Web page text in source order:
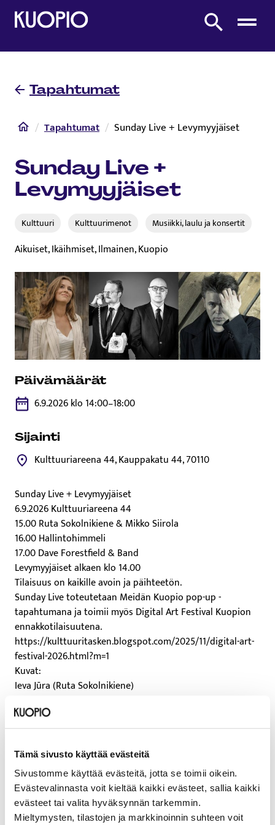
Tämä sivusto käyttää evästeitä
Sivustomme käyttää evästeitä, jotta se toimii oikein.
Evästevalinnasta voit kieltää kaikki evästeet, sallia kaikki
evästeet tai valita hyväksynnän tarkemmin.
Mieltymysten, tilastojen ja markkinoinnin suhteen voit
Etusivulle
Etsi sivustolta
Tapahtumat
Etusivu
Tapahtumat Sunday Live + Levymyyjäiset
Sunday Live +
Levymyyjäiset
Kulttuuri Kulttuurimenot Musiikki, laulu ja konsertit
Aikuiset, Ikäihmiset, Ilmainen, Kuopio
Päivämäärät
6.9.2026 klo 14:00–18:00
Sijainti
Kulttuuriareena 44, Kauppakatu 44, 70110
Sunday Live + Levymyyjäiset
6.9.2026 Kulttuuriareena 44
15.00 Ruta Sokolnikiene & Mikko Siirola
16.00 Hallintohimmeli
17.00 Dave Forestfield & Band
Levymyyjäiset alkaen klo 14.00
Tilaisuus on kaikille avoin ja päihteetön.
Sunday Live toteutetaan Meidän Kuopio pop-up -
tapahtumana ja toimii myös Digital Art Festival Kuopion
ennakkotilaisuutena.
https://kulttuuritasken.blogspot.com/2025/11/digital-art-
festival-2026.html?m=1
Kuvat:
Ieva Jūra (Ruta Sokolnikiene)
Pekka Mäkinen (Dave Forestfield)
——————————————————
Kuopiolaisten musiikin ammattilaisten muodostaman
duon konserttiohjelmassa kohtaavat duon omat
kappaleet, laulelmat, jazz sekä suomalaiset
ja liettualaiset kansanlaulut jotka on sovitettu pieteetillä,
uusia näkökulmia luoden. Tämä ohjelma tarjoaa yleisölle